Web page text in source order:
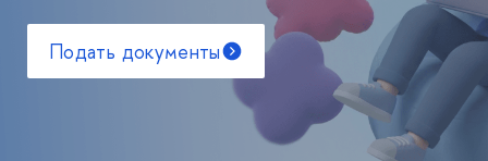
Подать документы